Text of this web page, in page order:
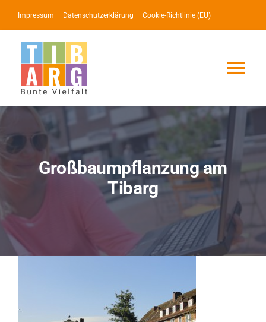
Inhalt
springen
Impressum Datenschutzerklärung Cookie-Richtlinie (EU)
Service
Über uns
Großbaumpflanzung am
Tibarg